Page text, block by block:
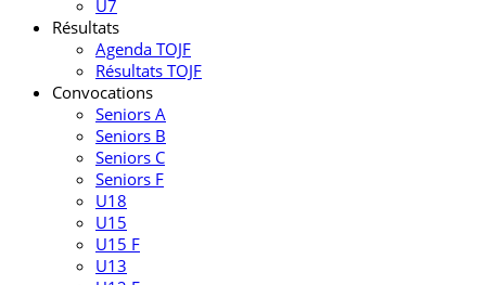
U7
Résultats
Agenda TOJF
Résultats TOJF
Convocations
Seniors A
Seniors B
Seniors C
Seniors F
U18
U15
U15 F
U13